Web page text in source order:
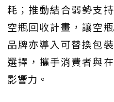
耗；推動結合弱勢支
空瓶回收計畫，讓空
品牌亦導入可替換包
選擇，攜手消費者與
影響力。